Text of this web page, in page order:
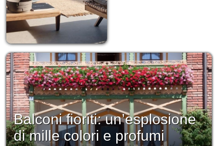
Balconi fioriti: un’esplosione
di mille colori e profumi